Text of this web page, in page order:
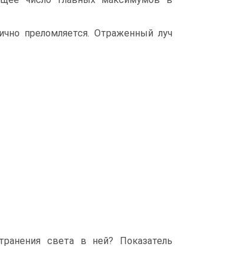
преломляется. Отраженный луч
света в ней? Показатель